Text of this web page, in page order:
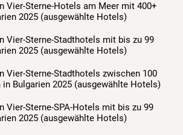
Vier-Sterne-Hotels am Meer mit 400+
2025 (ausgewählte Hotels)
Vier-Sterne-Stadthotels mit bis zu 99
2025 (ausgewählte Hotels)
Vier-Sterne-Stadthotels zwischen 100
in Bulgarien 2025 (ausgewählte Hotels)
Vier-Sterne-SPA-Hotels mit bis zu 99
2025 (ausgewählte Hotels)